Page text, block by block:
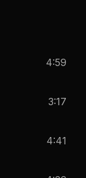
4:59
3:17
4:41